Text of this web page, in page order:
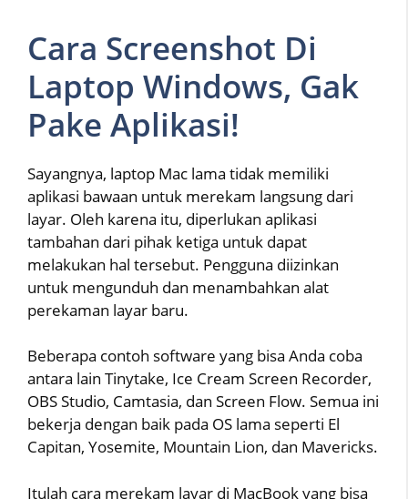
Cara Screenshot Di
Laptop Windows, Gak
Pake Aplikasi!
Sayangnya, laptop Mac lama tidak memiliki
aplikasi bawaan untuk merekam langsung dari
layar. Oleh karena itu, diperlukan aplikasi
tambahan dari pihak ketiga untuk dapat
melakukan hal tersebut. Pengguna diizinkan
untuk mengunduh dan menambahkan alat
perekaman layar baru.
Beberapa contoh software yang bisa Anda coba
antara lain Tinytake, Ice Cream Screen Recorder,
OBS Studio, Camtasia, dan Screen Flow. Semua ini
bekerja dengan baik pada OS lama seperti El
Capitan, Yosemite, Mountain Lion, dan Mavericks.
Itulah cara merekam layar di MacBook yang bisa